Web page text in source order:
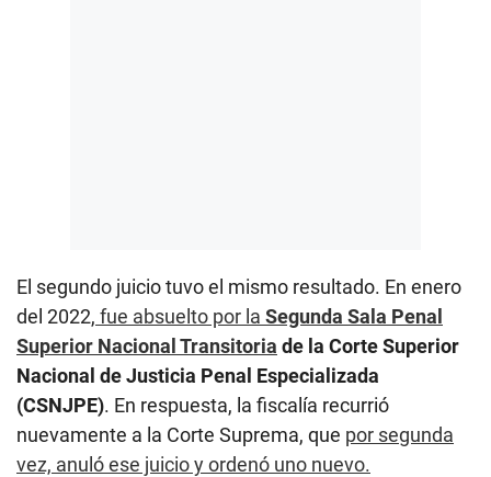
El segundo juicio tuvo el mismo resultado. En enero
del 2022, fue absuelto por la Segunda Sala Penal
Superior Nacional Transitoria de la Corte Superior
Nacional de Justicia Penal Especializada
(CSNJPE). En respuesta, la fiscalía recurrió
nuevamente a la Corte Suprema, que por segunda
vez, anuló ese juicio y ordenó uno nuevo.